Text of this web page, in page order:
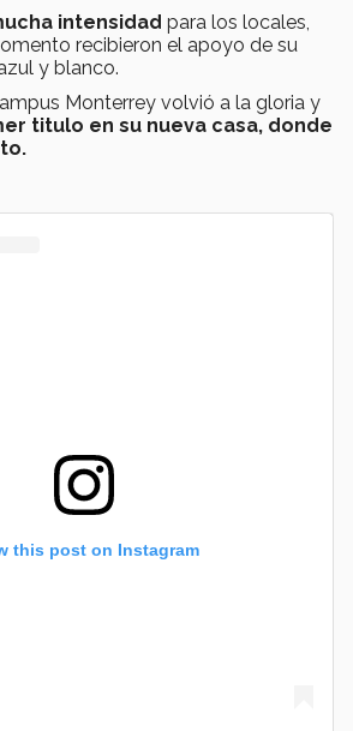
intensidad para los locales,
recibieron el apoyo de su
y blanco.
Monterrey volvió a la gloria y
titulo en su nueva casa, donde
this post on Instagram